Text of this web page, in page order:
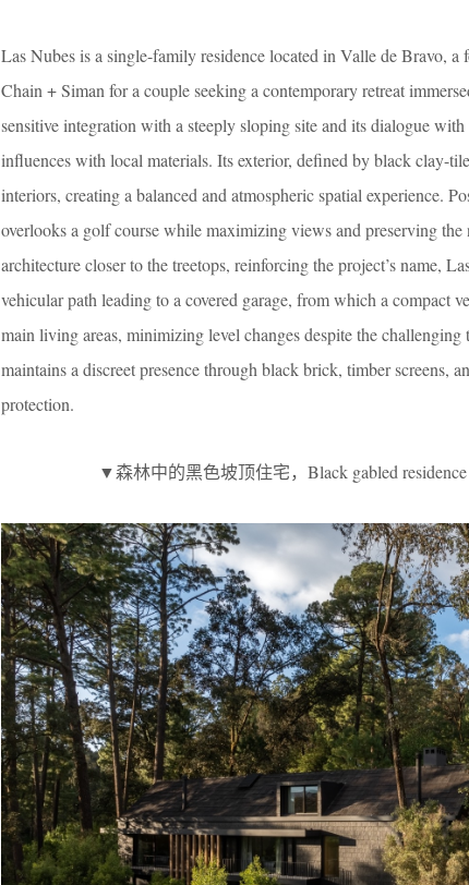
Las Nubes is a single-family residence located in Valle de Bravo, a
Chain + Siman for a couple seeking a contemporary retreat
sensitive integration with a steeply sloping site and its dialogue
influences with local materials. Its exterior, defined by black clay-
interiors, creating a balanced and atmospheric spatial experience.
overlooks a golf course while maximizing views and preserving
architecture closer to the treetops, reinforcing the project’s name,
vehicular path leading to a covered garage, from which a compact
main living areas, minimizing level changes despite the
maintains a discreet presence through black brick, timber screens,
protection.
▼森林中的黑色坡顶住宅，Black gabled residence